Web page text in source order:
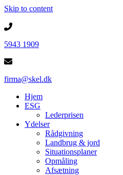
Skip to content
5943 1909
firma@skel.dk
Hjem
ESG
Lederprisen
Ydelser
Rådgivning
Landbrug & jord
Situationsplaner
Opmåling
Afsætning